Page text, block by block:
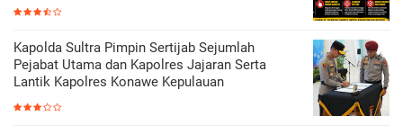
Kapolda Sultra Pimpin Sertijab Sejumlah
Pejabat Utama dan Kapolres Jajaran Serta
Lantik Kapolres Konawe Kepulauan